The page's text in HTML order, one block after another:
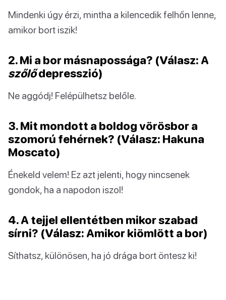
Mindenki úgy érzi, mintha a kilencedik felhőn lenne,
amikor bort iszik!
2. Mi a bor másnapossága? (Válasz: A
szőlődepresszió)
Ne aggódj! Felépülhetsz belőle.
3. Mit mondott a boldog vörösbor a
szomorú fehérnek? (Válasz: Hakuna
Moscato)
Énekeld velem! Ez azt jelenti, hogy nincsenek
gondok, ha a napodon iszol!
4. A tejjel ellentétben mikor szabad
sírni? (Válasz: Amikor kiömlött a bor)
Síthatsz, különösen, ha jó drága bort öntesz ki!